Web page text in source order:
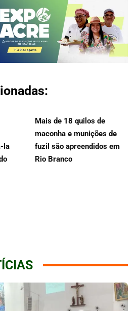
la
Mais de 18 quilos de
maconha e munições de
fuzil são apreendidos em
Rio Branco